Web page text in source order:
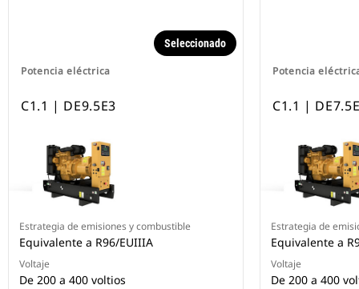
Potencia eléctrica
Seleccionado
C1.1 | DE9.5E3
Estrategia de emisiones y combustible
Equivalente a R96/EUIIIA
Voltaje
De 200 a 400 voltios
Potencia
C1.1 |
Estrategia de
Equivalente a
Voltaje
De 200 a 400